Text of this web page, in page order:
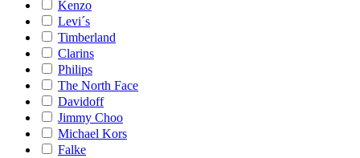
Kenzo
Levi´s
Timberland
Clarins
Philips
The North Face
Davidoff
Jimmy Choo
Michael Kors
Falke